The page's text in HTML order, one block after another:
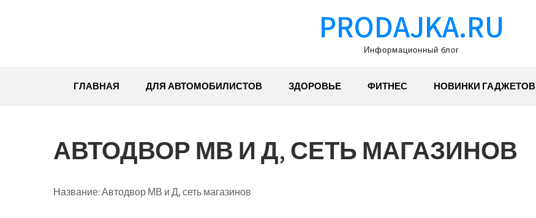
PRODAJKA.RU
Информационный блог
ГЛАВНАЯ ДЛЯ АВТОМОБИЛИСТОВ ЗДОРОВЬЕ ФИТНЕС НОВИНКИ ГАДЖЕТОВ
АВТОДВОР МВ И Д, СЕТЬ МАГАЗИНОВ
Название:Автодвор МВ и Д, сеть магазинов